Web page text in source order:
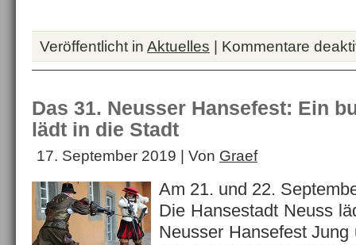
Veröffentlicht in Aktuelles | Kommentare
Das 31. Neusser Hansefest: Ein
lädt in die Stadt
17. September 2019 | Von Graef
Am 21. und 22.
Die Hansestadt Neuss
Neusser Hansefest